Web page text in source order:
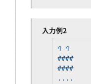
入力例2
4 4
####
####
....